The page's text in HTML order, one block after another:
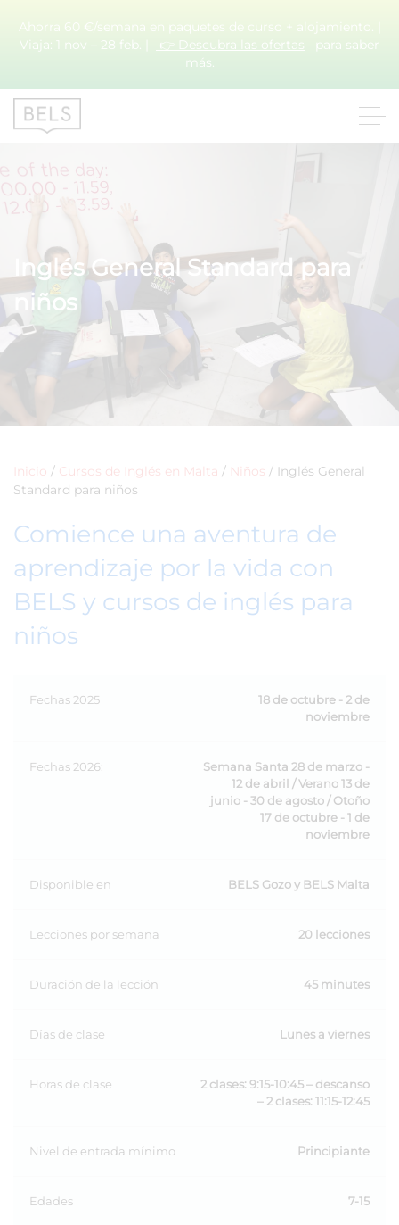
Ahorra 60 €/semana en paquetes de curso + alojamiento. |
Viaja: 1 nov – 28 feb. |
👉 Descubra las ofertas para saber
más.
Inglés General Standard para
niños
Inicio / Cursos de Inglés en Malta / Niños / Inglés General
Standard para niños
Comience una aventura de
aprendizaje por la vida con
BELS y cursos de inglés para
niños
Fechas 2025
18 de octubre - 2 de
noviembre
Fechas 2026:
Semana Santa 28 de marzo -
12 de abril / Verano 13 de
junio - 30 de agosto / Otoño
17 de octubre - 1 de
noviembre
Disponible en BELS Gozo y BELS Malta
Lecciones por semana 20 lecciones
Duración de la lección 45 minutes
Días de clase Lunes a viernes
Horas de clase
2 clases: 9:15-10:45 – descanso
– 2 clases: 11:15-12:45
Nivel de entrada mínimo Principiante
Edades 7-15